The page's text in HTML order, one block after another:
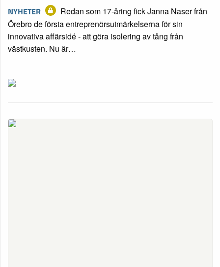
NYHETER
Redan som 17-åring fick Janna Naser från
Örebro de första entreprenörsutmärkelserna för sin
innovativa affärsidé - att göra isolering av tång från
västkusten. Nu är…